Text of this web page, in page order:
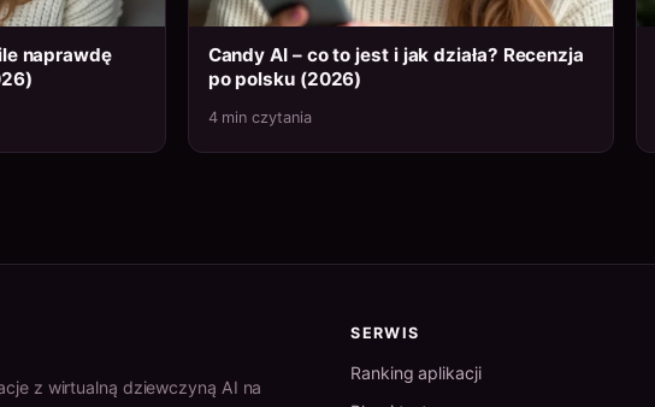
naprawdę
Candy AI – co to jest i jak działa? Recenzja
po polsku (2026)
4 min czytania
z wirtualną dziewczyną AI na
SERWIS
Ranking aplikacji